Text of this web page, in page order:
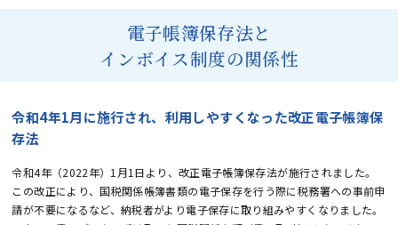
電子帳簿保存法と
インボイス制度の関係性
令和4年1月に施行され、利用しやすくなった改正電子帳簿保
存法
令和4年（2022年）1月1日より、改正電子帳簿保存法が施行されました。
この改正により、国税関係帳簿書類の電子保存を行う際に税務署への事前申
請が不要になるなど、納税者がより電子保存に取り組みやすくなりました。